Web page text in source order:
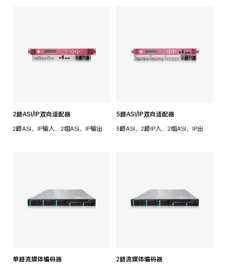
2路ASI/IP双向适配器
2路ASI、IP输入，2组ASI、IP输出
5路ASI/IP双向适配器
3路ASI、2路IP入，2组ASI、IP出
单路流媒体编码器
2路流媒体编码器